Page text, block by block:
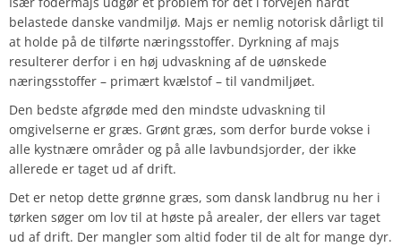
belastede danske vandmiljø. Majs er nemlig notorisk dårligt til
at holde på de tilførte næringsstoffer. Dyrkning af majs
resulterer derfor i en høj udvaskning af de uønskede
næringsstoffer – primært kvælstof – til vandmiljøet.
Den bedste afgrøde med den mindste udvaskning til
omgivelserne er græs. Grønt græs, som derfor burde vokse i
alle kystnære områder og på alle lavbundsjorder, der ikke
allerede er taget ud af drift.
Det er netop dette grønne græs, som dansk landbrug nu her i
tørken søger om lov til at høste på arealer, der ellers var taget
ud af drift. Der mangler som altid foder til de alt for mange dyr.